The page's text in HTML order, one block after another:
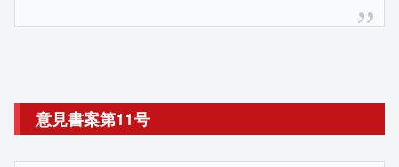
意見書案第11号